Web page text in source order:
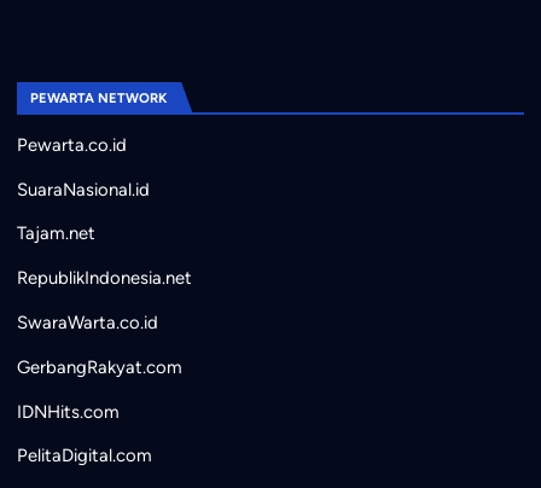
PEWARTA NETWORK
Pewarta.co.id
SuaraNasional.id
Tajam.net
RepublikIndonesia.net
SwaraWarta.co.id
GerbangRakyat.com
IDNHits.com
PelitaDigital.com